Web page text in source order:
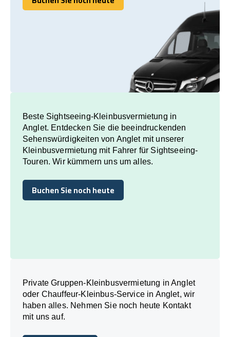
Buchen Sie noch heute
Beste Sightseeing-Kleinbusvermietung in
Anglet. Entdecken Sie die beeindruckenden
Sehenswürdigkeiten von Anglet mit unserer
Kleinbusvermietung mit Fahrer für Sightseeing-
Touren. Wir kümmern uns um alles.
Buchen Sie noch heute
Buchen Sie noch heute
Private Gruppen-Kleinbusvermietung in Anglet
oder Chauffeur-Kleinbus-Service in Anglet, wir
haben alles. Nehmen Sie noch heute Kontakt
mit uns auf.